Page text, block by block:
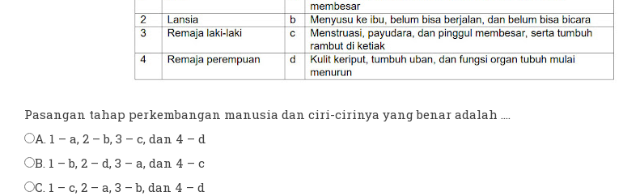
Pasangan tahap perkembangan manusia dan ciri-cirinya yang benar adalah ....
A. 1 – a, 2 – b, 3 – c, dan 4 – d
B. 1 – b, 2 – d, 3 – a, dan 4 – c
C. 1 – c, 2 – a, 3 – b, dan 4 – d